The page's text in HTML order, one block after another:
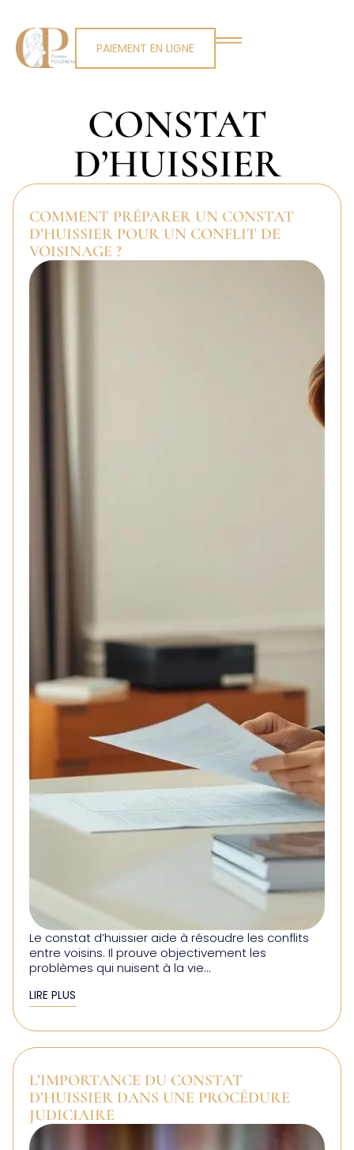
PAIEMENT EN LIGNE
CONSTAT
D’HUISSIER
COMMENT PRÉPARER UN CONSTAT
D’HUISSIER POUR UN CONFLIT DE
VOISINAGE ?
Le constat d’huissier aide à résoudre les conflits
entre voisins. Il prouve objectivement les
problèmes qui nuisent à la vie...
LIRE PLUS
L’IMPORTANCE DU CONSTAT
D’HUISSIER DANS UNE PROCÉDURE
JUDICIAIRE